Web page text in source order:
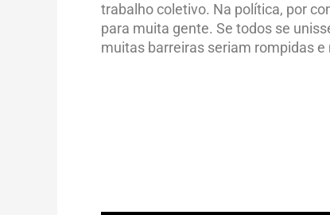
trabalho coletivo. Na política, por
para muita gente. Se todos se
muitas barreiras seriam rompidas